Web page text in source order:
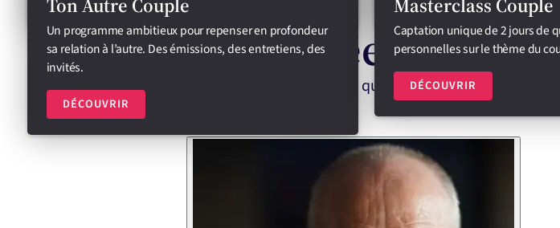
Ton Autre Couple
Un programme ambitieux pour repenser en profondeur
sa relation à l’autre. Des émissions, des entretiens, des
invités.
DÉCOUVRIR
Masterclass Couple
Captation unique de 2 jours de
personnelles sur le thème du
DÉCOUVRIR
L’odyssée ? Je
Qu’est-ce que l’Odyssée ? Pour